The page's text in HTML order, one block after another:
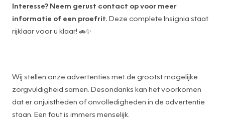
Interesse? Neem gerust contact op voor meer
informatie of een proefrit. Deze complete Insignia staat
rijklaar voor u klaar! 🚗✨
Wij stellen onze advertenties met de grootst mogelijke
zorgvuldigheid samen. Desondanks kan het voorkomen
dat er onjuistheden of onvolledigheden in de advertentie
staan. Een fout is immers menselijk.